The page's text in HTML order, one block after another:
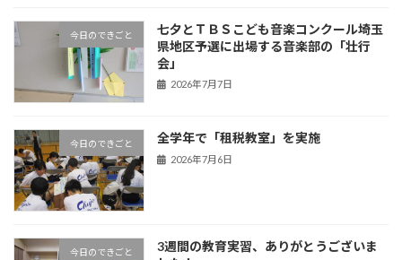
今日のできごと
七夕とＴＢＳこども音楽コンクール埼玉
県地区予選に出場する音楽部の「壮行
会」
2026年7月7日
今日のできごと 全学年で「租税教室」を実施
2026年7月6日
今日のできごと
3週間の教育実習、ありがとうございま